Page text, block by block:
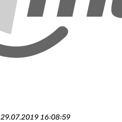
29.07.2019 16:08:59